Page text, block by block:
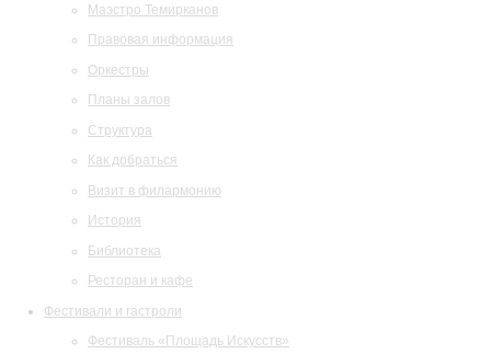
Маэстро Темирканов
Правовая информация
Оркестры
Планы залов
Структура
Как добраться
Визит в филармонию
История
Библиотека
Ресторан и кафе
Фестивали и гастроли
Фестиваль «Площадь Искусств»